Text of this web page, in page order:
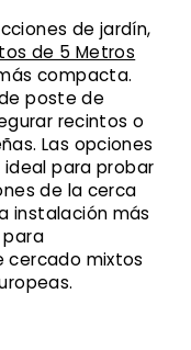
de jardín,
de 5 Metros
compacta.
poste de
recintos o
Las opciones
para probar
de la cerca
instalación más
cercado mixtos